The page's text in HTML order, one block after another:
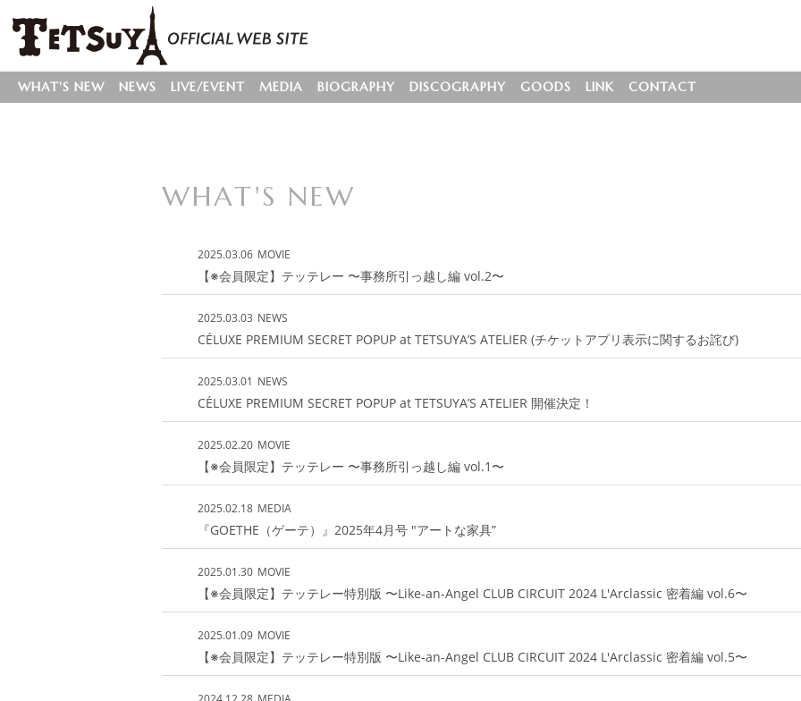
WHAT'S NEW NEWS LIVE/EVENT MEDIA BIOGRAPHY DISCOGRAPHY GOODS LINK CONTACT
WHAT'S NEW
2025.03.06 MOVIE
【※会員限定】テッテレー 〜事務所引っ越し編 vol.2〜
2025.03.03 NEWS
CÉLUXE PREMIUM SECRET POPUP at TETSUYA’S ATELIER (チケットアプリ表示に関するお詫び)
2025.03.01 NEWS
CÉLUXE PREMIUM SECRET POPUP at TETSUYA’S ATELIER 開催決定！
2025.02.20 MOVIE
【※会員限定】テッテレー 〜事務所引っ越し編 vol.1〜
2025.02.18 MEDIA
『GOETHE（ゲーテ）』2025年4月号 "アートな家具”
2025.01.30 MOVIE
【※会員限定】テッテレー特別版 〜Like-an-Angel CLUB CIRCUIT 2024 L'Arclassic 密着編 vol.6〜
2025.01.09 MOVIE
【※会員限定】テッテレー特別版 〜Like-an-Angel CLUB CIRCUIT 2024 L'Arclassic 密着編 vol.5〜